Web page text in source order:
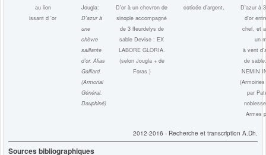
au lion
issant d 'or
Jougla:
D'azur à
une
chèvre
saillante
d'or. Alias
Galliard.
(Armorial
Général.
Dauphiné)
D'or à un chevron de
sinople accompagné
de 3 fleurdelys de
sable Devise : EX
LABORE GLORIA.
(selon Jougla + de
Foras.)
coticée d’argent.
D'azur à
d'or
chef, et
un
à vent
de
NEMIN
par
Armes
2012-2016 - Recherche et transcription A.Dh.
Sources bibliographiques